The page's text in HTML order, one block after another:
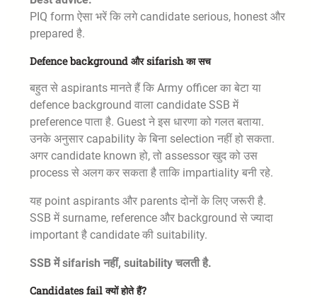
PIQ form ऐसा भरें कि लगे candidate serious, honest और
prepared है.
Defence background और sifarish का सच
बहुत से aspirants मानते हैं कि Army officer का बेटा या
defence background वाला candidate SSB में
preference पाता है. Guest ने इस धारणा को गलत बताया.
उनके अनुसार capability के बिना selection नहीं हो सकता.
अगर candidate known हो, तो assessor खुद को उस
process से अलग कर सकता है ताकि impartiality बनी रहे.
यह point aspirants और parents दोनों के लिए जरूरी है.
SSB में surname, reference और background से ज्यादा
important है candidate की suitability.
SSB में sifarish नहीं, suitability चलती है.
Candidates fail क्यों होते हैं?